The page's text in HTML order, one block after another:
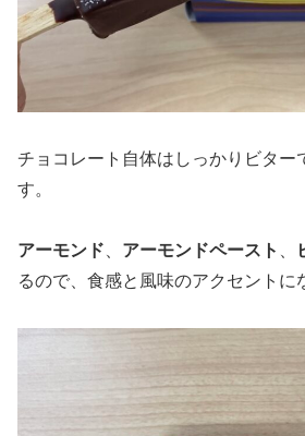
チョコレート自体はしっかりビター
す。
アーモンド、 アーモンドペースト 、
るので、食感と風味のアクセントに